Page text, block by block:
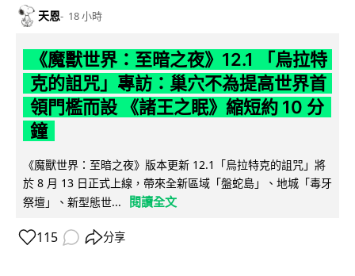
天恩 18 小時
《魔獸世界：至暗之夜》12.1 「烏拉特
克的詛咒」專訪：巢穴不為提高世界首
領門檻而設 《諸王之眠》縮短約 10 分
鐘
《魔獸世界：至暗之夜》版本更新 12.1「烏拉特克的詛咒」將
於 8 月 13 日正式上線，帶來全新區域「盤蛇島」、地城「毒牙
祭壇」、新型態世...
閱讀全文
115 分享